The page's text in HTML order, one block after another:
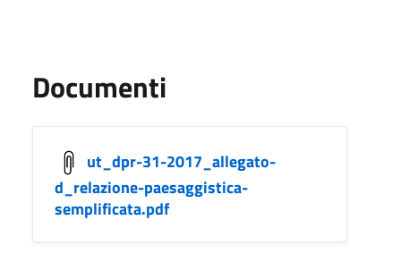
Documenti
ut_dpr-31-2017_allegato-
d_relazione-paesaggistica-
semplificata.pdf